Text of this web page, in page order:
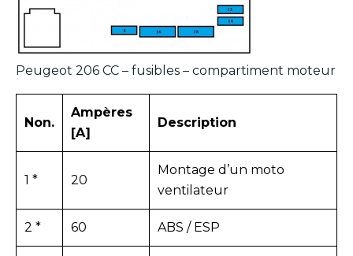
Peugeot 206 CC – fusibles – compartiment moteur
Non.
Ampères
[A]
Description
1 * 20
Montage d’un moto
ventilateur
2 * 60 ABS / ESP